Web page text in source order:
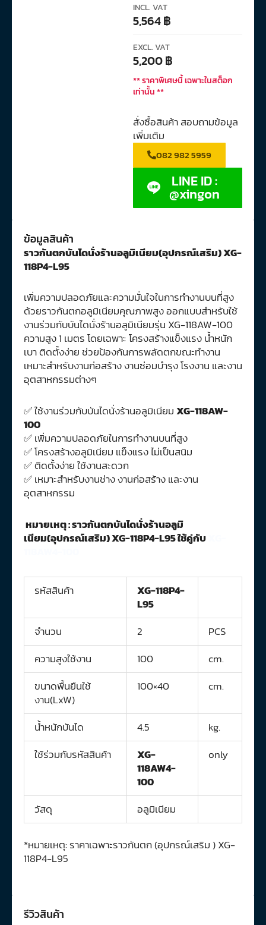
INCL. VAT
5,564฿
EXCL. VAT
5,200฿
** ราคาพิเศษนี้ เฉพาะในสต็อก
เท่านั้น **
สั่งซื้อสินค้า สอบถามข้อมูล
เพิ่มเติม
082 982 5959
LINE ID :
@xingon
ข้อมูลสินค้า
ราวกันตกบันไดนั่งร้านอลูมิเนียม(อุปกรณ์เสริม) XG-
118P4-L95
เพิ่มความปลอดภัยและความมั่นใจในการทำงานบนที่สูง
ด้วยราวกันตกอลูมิเนียมคุณภาพสูง ออกแบบสำหรับใช้
งานร่วมกับบันไดนั่งร้านอลูมิเนียมรุ่น XG-118AW-100
ความสูง 1 เมตร โดยเฉพาะ โครงสร้างแข็งแรง น้ำหนัก
เบา ติดตั้งง่าย ช่วยป้องกันการพลัดตกขณะทำงาน
เหมาะสำหรับงานก่อสร้าง งานซ่อมบำรุง โรงงาน และงาน
อุตสาหกรรมต่างๆ
✅ ใช้งานร่วมกับบันไดนั่งร้านอลูมิเนียมXG-118AW-
100
✅ เพิ่มความปลอดภัยในการทำงานบนที่สูง
✅ โครงสร้างอลูมิเนียม แข็งแรง ไม่เป็นสนิม
✅ ติดตั้งง่าย ใช้งานสะดวก
✅ เหมาะสำหรับงานช่าง งานก่อสร้าง และงาน
อุตสาหกรรม
หมายเหตุ : ราวกันตกบันไดนั่งร้านอลูมิ
เนียม(อุปกรณ์เสริม) XG-118P4-L95 ใช้คู่กับ
รหัสสินค้า
XG-118P4-
L95
จำนวน
2
PCS
ความสูงใช้งาน
100
cm.
ขนาดพื้นยืนใช้
งาน(LxW)
100×40 cm.
น้ำหนักบันได 4.5
kg.
ใช้ร่วมกับรหัสสินค้า
XG-
118AW4-
100
only
วัสดุ อลูมิเนียม
*หมายเหตุ: ราคาเฉพาะราวกันตก (อุปกรณ์เสริม ) XG-
118P4-L95
รีวิวสินค้า